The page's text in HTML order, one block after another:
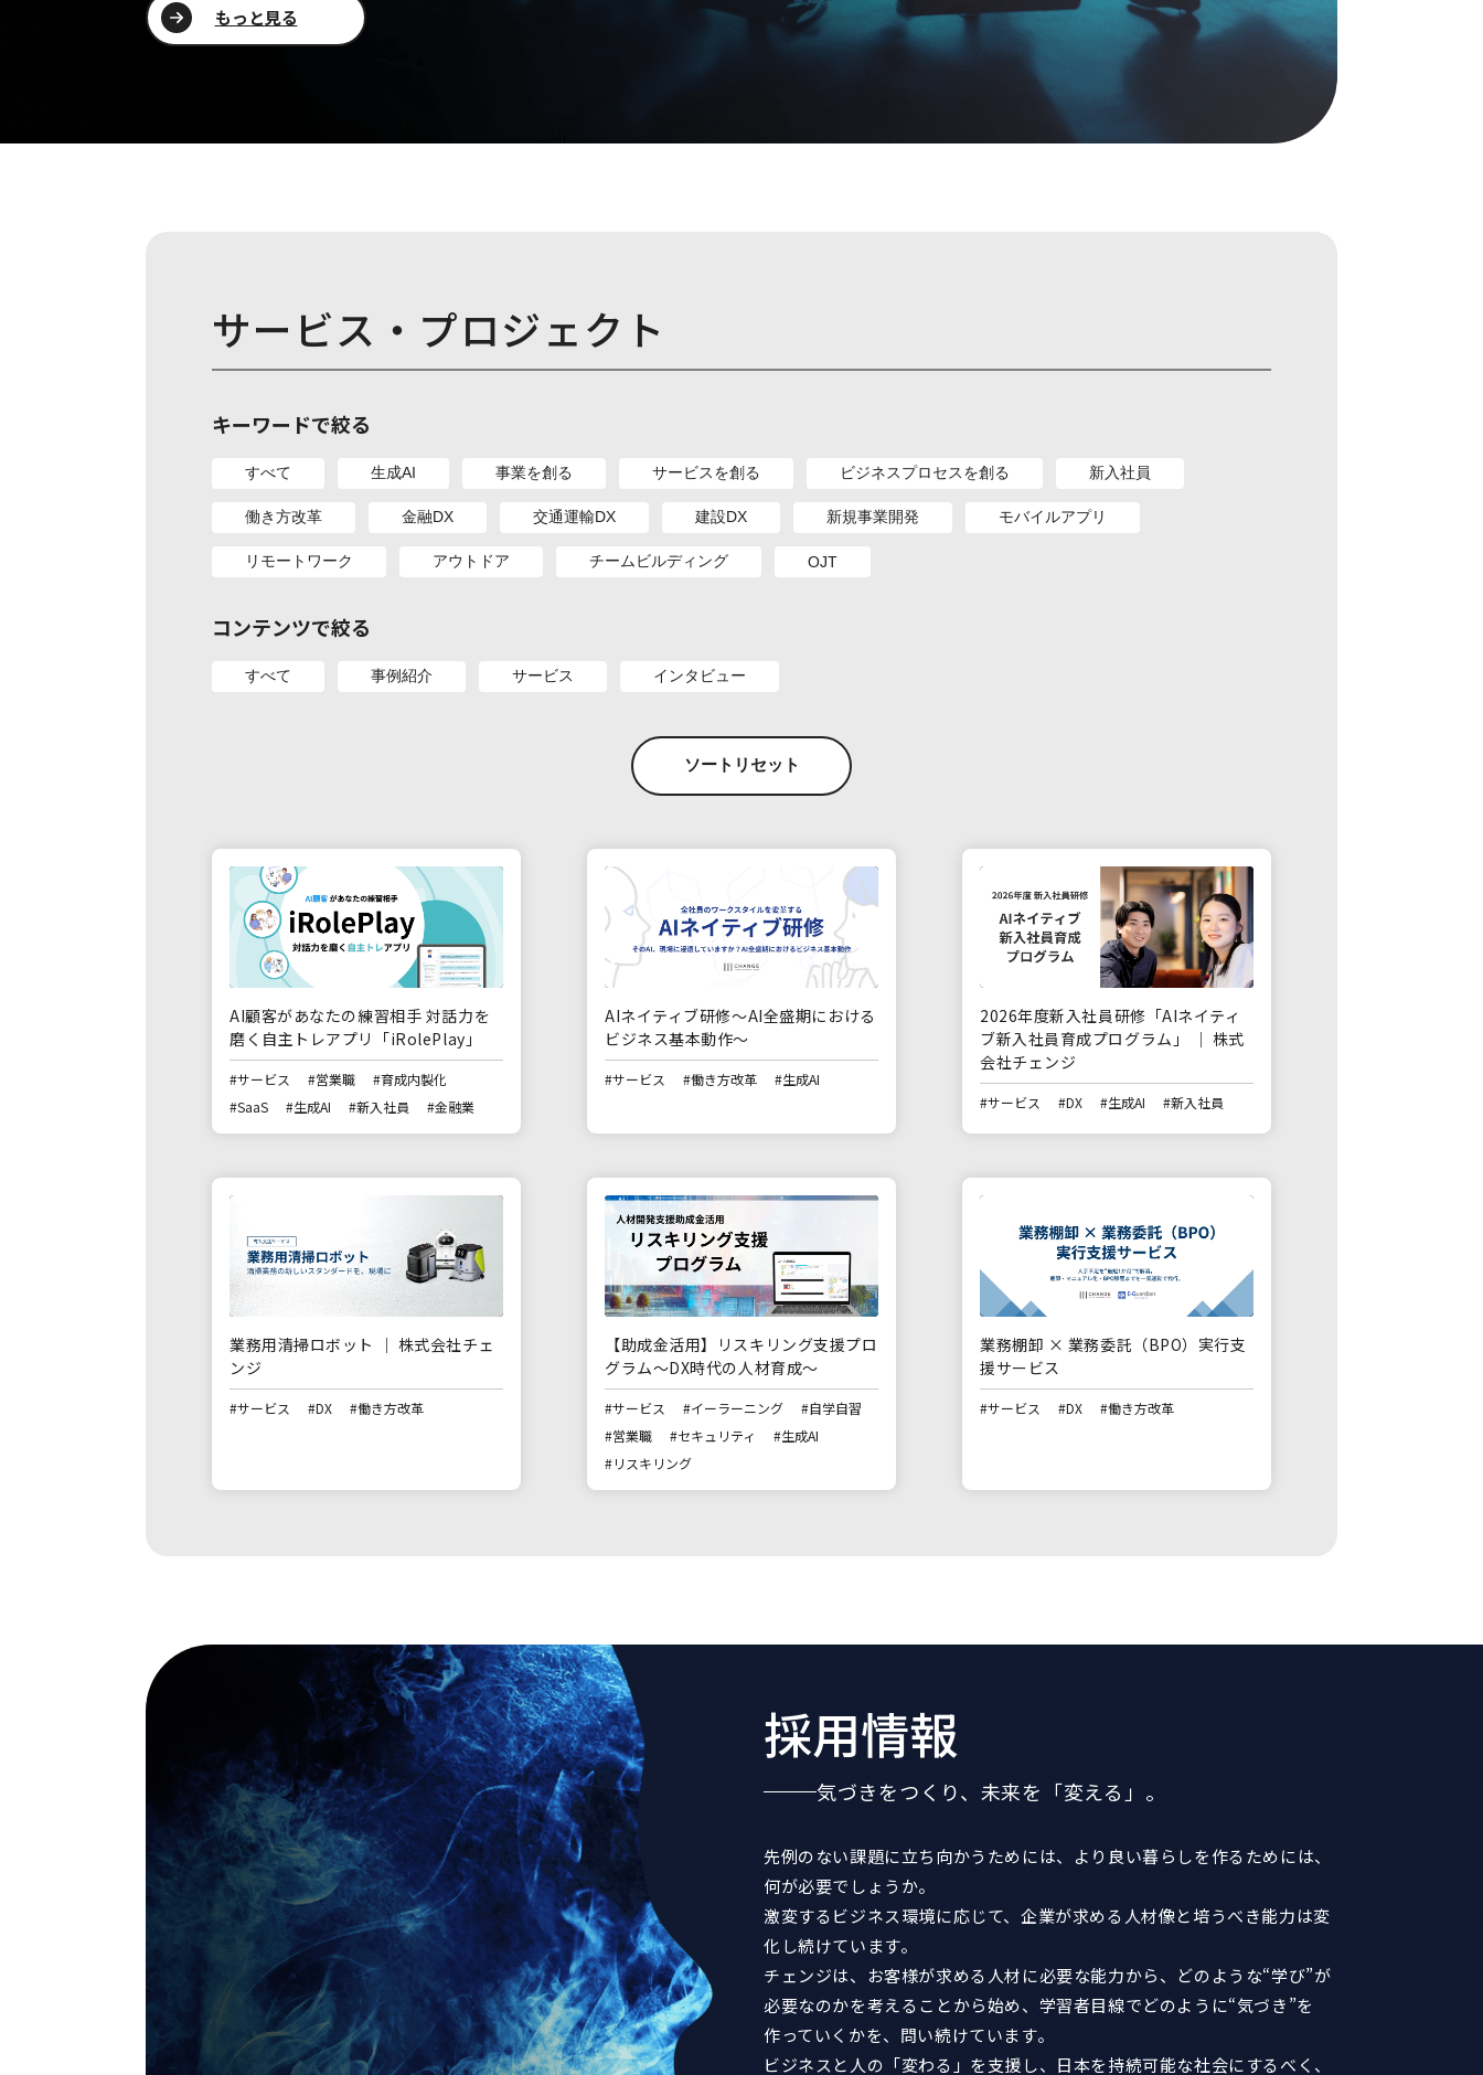
もっと見る
サービス・プロジェクト
キーワードで絞る
すべて 生成AI 事業を創る サービスを創る ビジネスプロセスを創る 新入社員
働き方改革 金融DX 交通運輸DX 建設DX 新規事業開発 モバイルアプリ
リモートワーク アウトドア チームビルディング OJT
コンテンツで絞る
すべて 事例紹介 サービス インタビュー
ソートリセット
AI顧客があなたの練習相手 対話力を
磨く自主トレアプリ「iRolePlay」
#サービス #営業職
#育成内製化
#SaaS
#生成AI #新入社員 #金融業
AIネイティブ研修～AI全盛期における
ビジネス基本動作～
#サービス #働き方改革 #生成AI
2026年度新入社員研修「AIネイティ
ブ新入社員育成プログラム」 ｜ 株式
会社チェンジ
#サービス #DX #生成AI #新入社員
業務用清掃ロボット ｜ 株式会社チェ
ンジ
#サービス #DX #働き方改革
【助成金活用】リスキリング支援プロ
グラム～DX時代の人材育成～
#サービス #イーラーニング
#自学自習
#営業職
#セキュリティ
#生成AI
#リスキリング
業務棚卸 × 業務委託（BPO）実行支
援サービス
#サービス #DX #働き方改革
採用情報
気づきをつくり、未来を「変える」。
先例のない課題に立ち向かうためには、より良い暮らしを作るためには、
何が必要でしょうか。
激変するビジネス環境に応じて、企業が求める人材像と培うべき能力は変
化し続けています。
チェンジは、お客様が求める人材に必要な能力から、どのような“学び”が
必要なのかを考えることから始め、学習者目線でどのように“気づき”を
作っていくかを、問い続けています。
ビジネスと人の「変わる」を支援し、日本を持続可能な社会にするべく、